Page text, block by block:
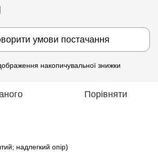
умови постачання
накопичувальної знижки
Порівняти
надлегкий опір)